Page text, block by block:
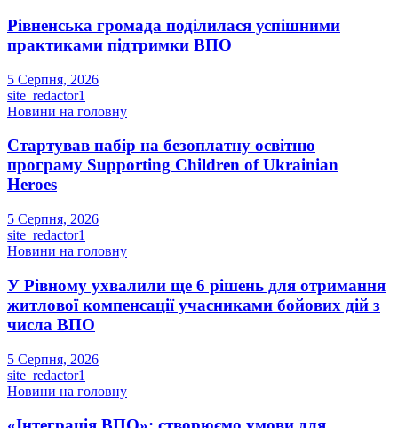
Рівненська громада поділилася успішними
практиками підтримки ВПО
5 Серпня, 2026
site_redactor1
Новини на головну
Стартував набір на безоплатну освітню
програму Supporting Children of Ukrainian
Heroes
5 Серпня, 2026
site_redactor1
Новини на головну
У Рівному ухвалили ще 6 рішень для отримання
житлової компенсації учасниками бойових дій з
числа ВПО
5 Серпня, 2026
site_redactor1
Новини на головну